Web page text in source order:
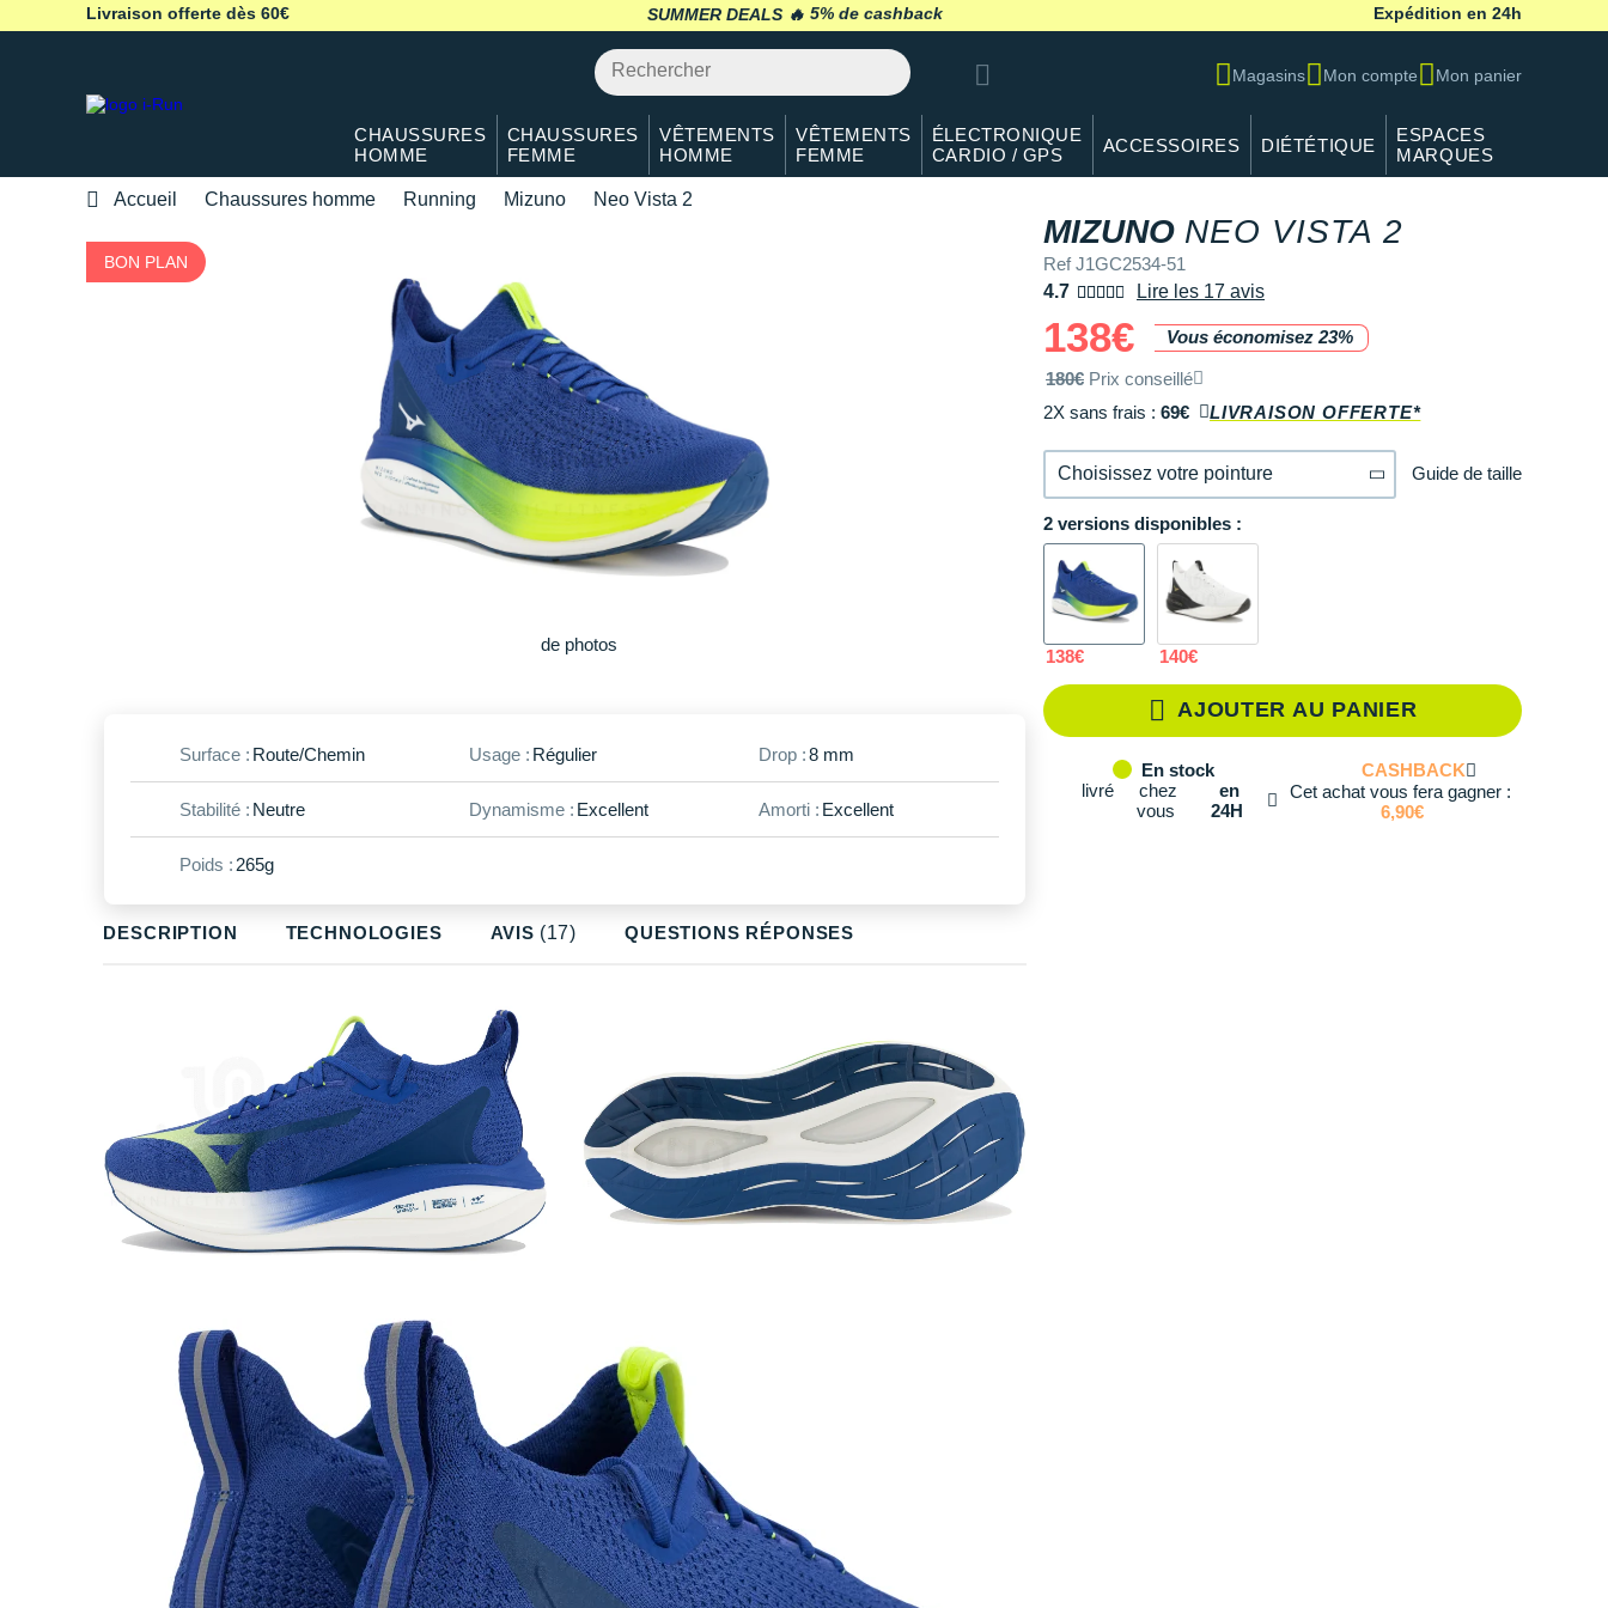
Livraison offerte dès 60€ SUMMER DEALS 🔥 retour 30 jours* Expédition en 24h
Magasins Mon compte Mon panier
CHAUSSURES
HOMME
CHAUSSURES
FEMME
VÊTEMENTS
HOMME
VÊTEMENTS
FEMME
ÉLECTRONIQUE
CARDIO / GPS
ACCESSOIRES DIÉTÉTIQUE
ESPACES
MARQUES
Accueil Chaussures homme Running Mizuno Neo Vista 2
MIZUNO NEO VISTA 2
Ref J1GC2534-51
4.7
Lire les 17 avis
138€ Vous économisez 23%
180€ Prix conseillé
2X sans frais : 69€ LIVRAISON OFFERTE*
Choisissez votre pointure
40 En rupture
40.5 En rupture
41 Il en reste 4 !
En stock
En stock
Guide de taille
2 versions disponibles :
138€ 140€
AJOUTER AU PANIER
En stock
livré
chez
vous
en
24H
CASHBACK
Cet achat vous fera gagner :
6,90€
DESCRIPTION TECHNOLOGIES AVIS (17) QUESTIONS RÉPONSES
Surface : Route/Chemin Usage : Régulier Drop :8 mm
Stabilité : Neutre Dynamisme : Excellent Amorti : Excellent
Poids : 265g
BON PLAN
Plus
de photos
40.5 En rupture
En stock
En stock
46.5
47